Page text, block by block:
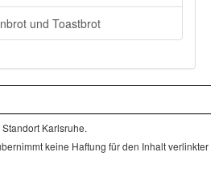
und Toastbrot
Karlsruhe.
keine Haftung für den Inhalt verlinkter